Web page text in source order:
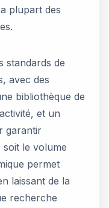
plupart des
standards de
avec des
bibliothèque de
et un
garantir
le volume
permet
laissant de la
recherche